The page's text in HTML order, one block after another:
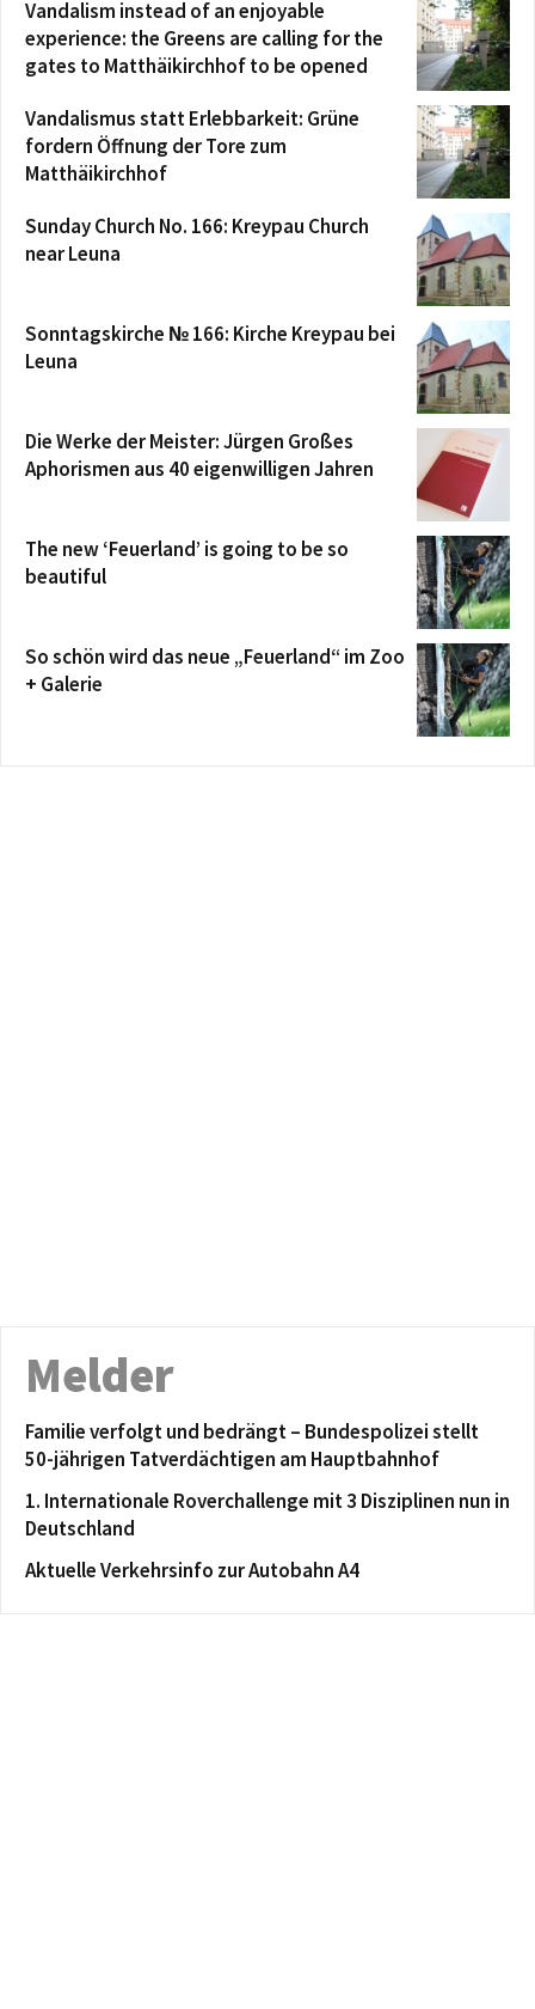
Vandalism instead of an enjoyable
experience: the Greens are calling for the
gates to Matthäikirchhof to be opened
Vandalismus statt Erlebbarkeit: Grüne
fordern Öffnung der Tore zum
Matthäikirchhof
Sunday Church No. 166: Kreypau Church
near Leuna
Sonntagskirche № 166: Kirche Kreypau bei
Leuna
Die Werke der Meister: Jürgen Großes
Aphorismen aus 40 eigenwilligen Jahren
The new ‘Feuerland’ is going to be so
beautiful
So schön wird das neue „Feuerland“ im Zoo
+ Galerie
Melder
Familie verfolgt und bedrängt – Bundespolizei stellt
50-jährigen Tatverdächtigen am Hauptbahnhof
1. Internationale Roverchallenge mit 3 Disziplinen nun in
Deutschland
Aktuelle Verkehrsinfo zur Autobahn A4